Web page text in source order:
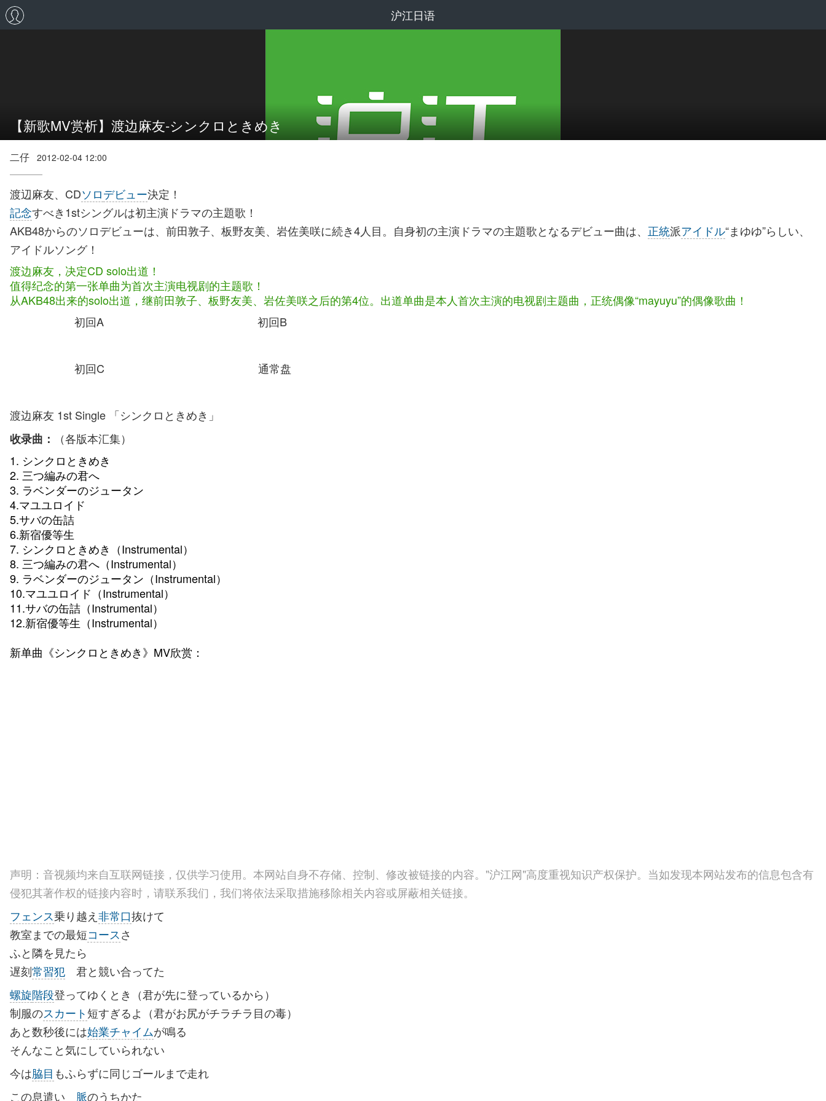
沪江日语
【新歌MV赏析】渡边麻友-シンクロときめき
二仔 2012-02-04 12:00
渡辺麻友、CDソロデビュー決定！
記念すべき1stシングルは初主演ドラマの主題歌！
AKB48からのソロデビューは、前田敦子、板野友美、岩佐美咲に続き4人目。自身初の主演ドラマの主題歌となるデビュー曲は、 正統派アイドル“まゆゆ”らしい、
アイドルソング！
渡边麻友，决定CD solo出道！
值得纪念的第一张单曲为首次主演电视剧的主题歌！
从AKB48出来的solo出道，继前田敦子、板野友美、岩佐美咲之后的第4位。出道单曲是本人首次主演的电视剧主题曲，正统偶像“mayuyu”的偶像歌曲！
初回A 初回B
初回C 通常盘
渡边麻友 1st Single 「シンクロときめき」
收录曲：
（各版本汇集）
1. シンクロときめき
2. 三つ編みの君へ
3. ラベンダーのジュータン
4.マユユロイド
5.サバの缶詰
6.新宿優等生
7. シンクロときめき（Instrumental）
8. 三つ編みの君へ（Instrumental）
9. ラベンダーのジュータン（Instrumental）
10.マユユロイド（Instrumental）
11.サバの缶詰（Instrumental）
12.新宿優等生（Instrumental）
新单曲《シンクロときめき》MV欣赏：
声明：音视频均来自互联网链接，仅供学习使用。本网站自身不存储、控制、修改被链接的内容。"沪江网"高度重视知识产权保护。当如发现本网站发布的信息包含有
侵犯其著作权的链接内容时，请联系我们，我们将依法采取措施移除相关内容或屏蔽相关链接。
フェンス乗り越え 非常口抜けて
教室までの最短コースさ
ふと隣を見たら
遅刻常習犯 君と競い合ってた
螺旋階段登ってゆくとき（君が先に登っているから）
制服のスカート短すぎるよ（君がお尻がチラチラ目の毒）
あと数秒後には始業チャイムが鳴る
そんなこと気にしていられない
今は脇目 もふらずに同じゴールまで走れ
この息遣い 脈のうちかた